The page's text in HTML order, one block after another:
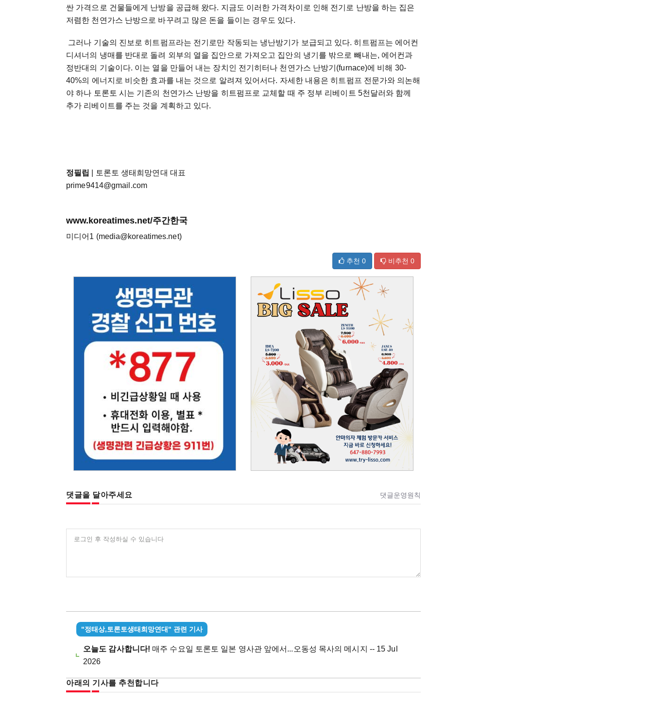
싼 가격으로 건물들에게 난방을 공급해 왔다. 지금도 이러한 가격차이로 인해 전기로 난방을 하는 집은
저렴한 천연가스 난방으로 바꾸려고 많은 돈을 들이는 경우도 있다.
그러나 기술의 진보로 히트펌프라는 전기로만 작동되는 냉난방기가 보급되고 있다. 히트펌프는 에어컨
디셔너의 냉매를 반대로 돌려 외부의 열을 집안으로 가져오고 집안의 냉기를 밖으로 빼내는, 에어컨과
정반대의 기술이다. 이는 열을 만들어 내는 장치인 전기히터나 천연가스 난방기(furnace)에 비해 30-
40%의 에너지로 비슷한 효과를 내는 것으로 알려져 있어서다. 자세한 내용은 히트펌프 전문가와 의논해
야 하나 토론토 시는 기존의 천연가스 난방을 히트펌프로 교체할 때 주 정부 리베이트 5천달러와 함께
추가 리베이트를 주는 것을 계획하고 있다.
정필립
| 토론토 생태희망연대 대표
prime9414@gmail.com
www.koreatimes.net/주간한국
미디어1 (media@koreatimes.net)
추천 0 비추천 0
댓글을 달아주세요 댓글운영원칙
로그인 후 작성하실 수 있습니다
"정태상,토론토생태희망연대" 관련 기사
오늘도 감사합니다! 매주 수요일 토론토 일본 영사관 앞에서...오동성 목사의 메시지 -- 15 Jul
2026
아래의 기사를 추천합니다